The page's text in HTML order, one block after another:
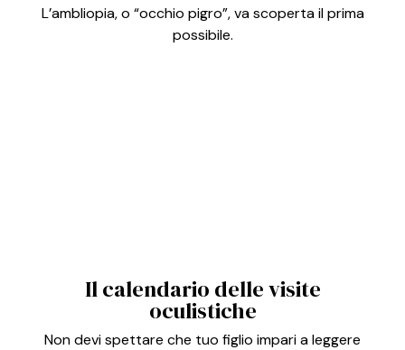
L’ambliopia, o “occhio pigro”, va scoperta il prima
possibile.
Il calendario delle visite
oculistiche
Non devi spettare che tuo figlio impari a leggere